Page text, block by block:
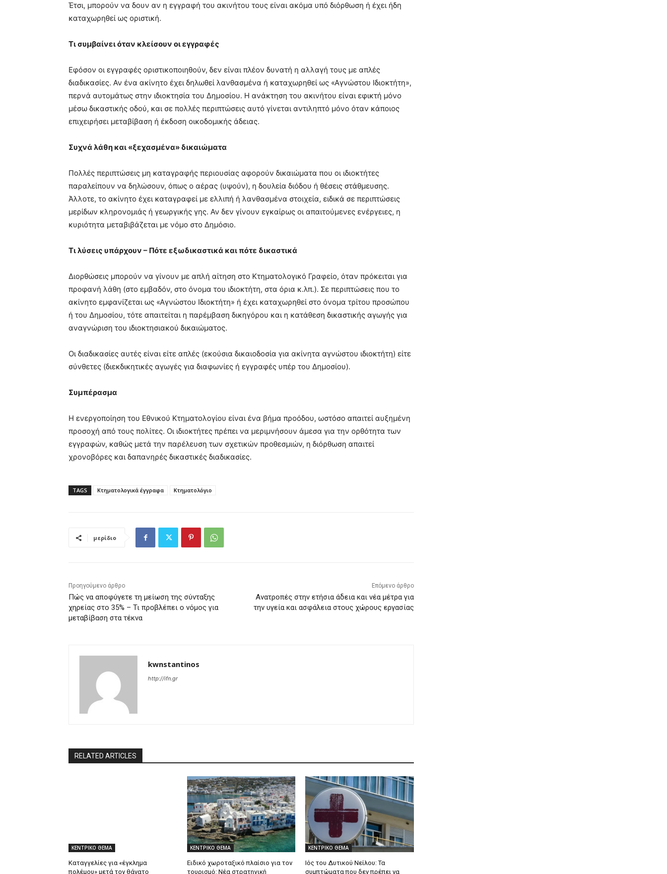
Έτσι, μπορούν να δουν αν η εγγραφή του ακινήτου τους είναι ακόμα υπό διόρθωση ή έχει ήδη
καταχωρηθεί ως οριστική.
Τι συμβαίνει όταν κλείσουν οι εγγραφές
Εφόσον οι εγγραφές οριστικοποιηθούν, δεν είναι πλέον δυνατή η αλλαγή τους με απλές
διαδικασίες. Αν ένα ακίνητο έχει δηλωθεί λανθασμένα ή καταχωρηθεί ως «Αγνώστου Ιδιοκτήτη»,
περνά αυτομάτως στην ιδιοκτησία του Δημοσίου. Η ανάκτηση του ακινήτου είναι εφικτή μόνο
μέσω δικαστικής οδού, και σε πολλές περιπτώσεις αυτό γίνεται αντιληπτό μόνο όταν κάποιος
επιχειρήσει μεταβίβαση ή έκδοση οικοδομικής άδειας.
Συχνά λάθη και «ξεχασμένα» δικαιώματα
Πολλές περιπτώσεις μη καταγραφής περιουσίας αφορούν δικαιώματα που οι ιδιοκτήτες
παραλείπουν να δηλώσουν, όπως ο αέρας (υψούν), η δουλεία διόδου ή θέσεις στάθμευσης.
Άλλοτε, το ακίνητο έχει καταγραφεί με ελλιπή ή λανθασμένα στοιχεία, ειδικά σε περιπτώσεις
μερίδων κληρονομιάς ή γεωργικής γης. Αν δεν γίνουν εγκαίρως οι απαιτούμενες ενέργειες, η
κυριότητα μεταβιβάζεται με νόμο στο Δημόσιο.
Τι λύσεις υπάρχουν – Πότε εξωδικαστικά και πότε δικαστικά
Διορθώσεις μπορούν να γίνουν με απλή αίτηση στο Κτηματολογικό Γραφείο, όταν πρόκειται για
προφανή λάθη (στο εμβαδόν, στο όνομα του ιδιοκτήτη, στα όρια κ.λπ.). Σε περιπτώσεις που το
ακίνητο εμφανίζεται ως «Αγνώστου Ιδιοκτήτη» ή έχει καταχωρηθεί στο όνομα τρίτου προσώπου
ή του Δημοσίου, τότε απαιτείται η παρέμβαση δικηγόρου και η κατάθεση δικαστικής αγωγής για
αναγνώριση του ιδιοκτησιακού δικαιώματος.
Οι διαδικασίες αυτές είναι είτε απλές (εκούσια δικαιοδοσία για ακίνητα αγνώστου ιδιοκτήτη) είτε
σύνθετες (διεκδικητικές αγωγές για διαφωνίες ή εγγραφές υπέρ του Δημοσίου).
Συμπέρασμα
Η ενεργοποίηση του Εθνικού Κτηματολογίου είναι ένα βήμα προόδου, ωστόσο απαιτεί αυξημένη
προσοχή από τους πολίτες. Οι ιδιοκτήτες πρέπει να μεριμνήσουν άμεσα για την ορθότητα των
εγγραφών, καθώς μετά την παρέλευση των σχετικών προθεσμιών, η διόρθωση απαιτεί
χρονοβόρες και δαπανηρές δικαστικές διαδικασίες.
TAGS Κτηματολογικά έγγραφα Κτηματολόγιο
μερίδιο
Προηγούμενο άρθρο
Πώς να αποφύγετε τη μείωση της σύνταξης
χηρείας στο 35% – Τι προβλέπει ο νόμος για
μεταβίβαση στα τέκνα
Επόμενο άρθρο
Ανατροπές στην ετήσια άδεια και νέα μέτρα για
την υγεία και ασφάλεια στους χώρους εργασίας
kwnstantinos
http://ifn.gr
RELATED ARTICLES
ΚΕΝΤΡΙΚΟ ΘΕΜΑ
Καταγγελίες για «έγκλημα
πολέμου» μετά τον θάνατο
ΚΕΝΤΡΙΚΟ ΘΕΜΑ
Ειδικό χωροταξικό πλαίσιο για τον
τουρισμό: Νέα στρατηγική
ΚΕΝΤΡΙΚΟ ΘΕΜΑ
Ιός του Δυτικού Νείλου: Τα
συμπτώματα που δεν πρέπει να